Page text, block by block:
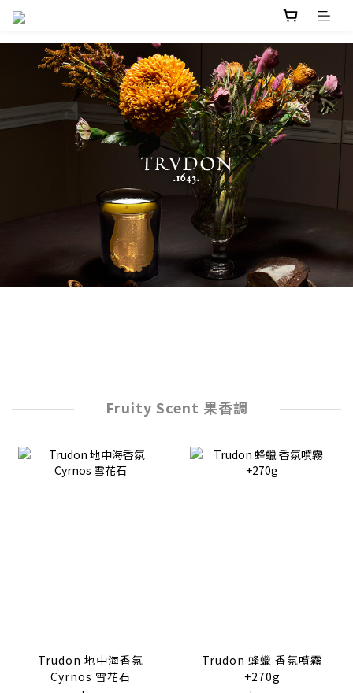
Fruity Scent 果香調
Trudon 地中海香氛
Cyrnos 雪花石
Trudon 蜂蠟 香氛噴霧
+270g